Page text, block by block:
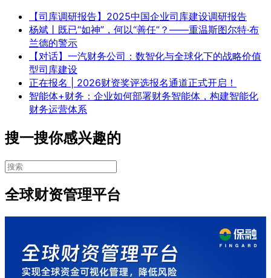
【司库调研报告】2025中国企业司库建设调研报告
杨斌丨既已“如神”，何以“善任”？——重温斯图尔特·布
兰德的警示
【对话】一汽财务公司：数智化与全球化下的战略价值
型司库建设
正在报名 | 2026财资奖评选报名通道正式开启！
智能体+财务：企业如何部署财务智能体，构建智能化
财务运营体系
搜一搜你感兴趣的
全球财资管理平台